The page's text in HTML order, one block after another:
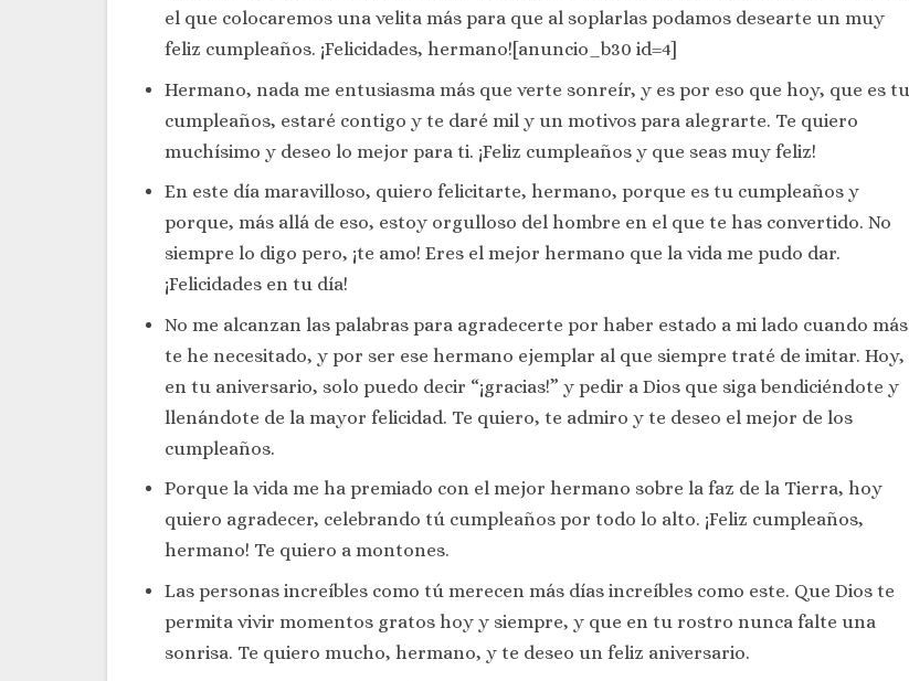
el que colocaremos una velita más para que al soplarlas podamos desearte un muy
feliz cumpleaños. ¡Felicidades, hermano![anuncio_b30 id=4]
Hermano, nada me entusiasma más que verte sonreír, y es por eso que hoy, que es tu
cumpleaños, estaré contigo y te daré mil y un motivos para alegrarte. Te quiero
muchísimo y deseo lo mejor para ti. ¡Feliz cumpleaños y que seas muy feliz!
En este día maravilloso, quiero felicitarte, hermano, porque es tu cumpleaños y
porque, más allá de eso, estoy orgulloso del hombre en el que te has convertido. No
siempre lo digo pero, ¡te amo! Eres el mejor hermano que la vida me pudo dar.
¡Felicidades en tu día!
No me alcanzan las palabras para agradecerte por haber estado a mi lado cuando más
te he necesitado, y por ser ese hermano ejemplar al que siempre traté de imitar. Hoy,
en tu aniversario, solo puedo decir “¡gracias!” y pedir a Dios que siga bendiciéndote y
llenándote de la mayor felicidad. Te quiero, te admiro y te deseo el mejor de los
cumpleaños.
Porque la vida me ha premiado con el mejor hermano sobre la faz de la Tierra, hoy
quiero agradecer, celebrando tú cumpleaños por todo lo alto. ¡Feliz cumpleaños,
hermano! Te quiero a montones.
Las personas increíbles como tú merecen más días increíbles como este. Que Dios te
permita vivir momentos gratos hoy y siempre, y que en tu rostro nunca falte una
sonrisa. Te quiero mucho, hermano, y te deseo un feliz aniversario.